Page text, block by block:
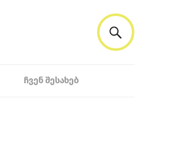
ᲩᲕᲔᲜ ᲨᲔᲡᲐᲮᲔᲑ